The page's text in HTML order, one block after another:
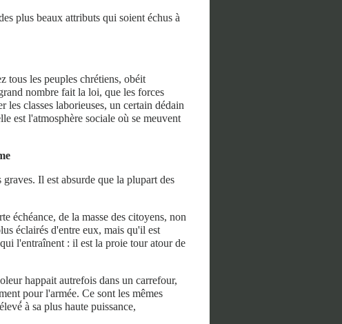
plus beaux attributs qui soient échus à
tous les peuples chrétiens, obéit
nombre fait la loi, que les forces
les classes laborieuses, un certain dédain
est l'atmosphère sociale où se meuvent
Il est absurde que la plupart des
échéance, de la masse des citoyens, non
éclairés d'entre eux, mais qu'il est
l'entraînent : il est la proie tour atour de
happait autrefois dans un carrefour,
pour l'armée. Ce sont les mêmes
à sa plus haute puissance,